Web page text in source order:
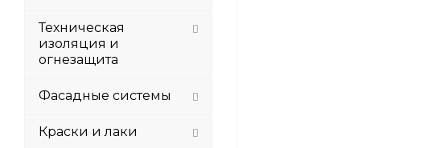
Техническая
изоляция и
огнезащита
Фасадные системы
Краски и лаки